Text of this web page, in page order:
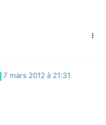
7 mars 2012 à 21:31